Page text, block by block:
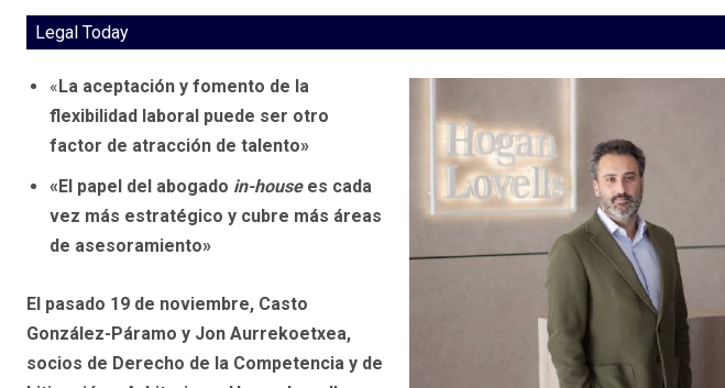
Legal Today
« La aceptación y fomento de la
flexibilidad laboral puede ser otro
factor de atracción de talento»
«El papel del abogado in-housees cada
vez más estratégico y cubre más áreas
de asesoramiento»
El pasado 19 de noviembre, Casto
González-Páramo y Jon Aurrekoetxea,
socios de Derecho de la Competencia y de